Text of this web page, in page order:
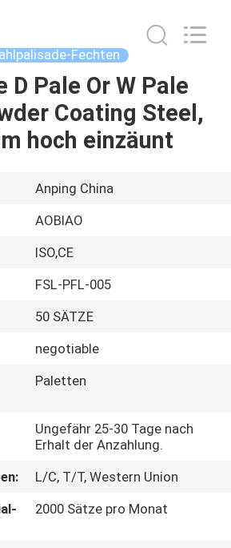
Fechten
D Pale Or W Pale
Coating Steel,
hoch einzäunt
Anping China
AOBIAO
ISO,CE
FSL-PFL-005
50 SÄTZE
negotiable
Paletten
Ungefähr 25-30 Tage nach
Erhalt der Anzahlung.
L/C, T/T, Western Union
2000 Sätze pro Monat